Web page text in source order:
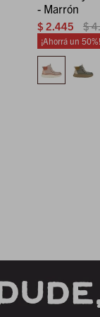
- Marrón
$ 2.445 $
50